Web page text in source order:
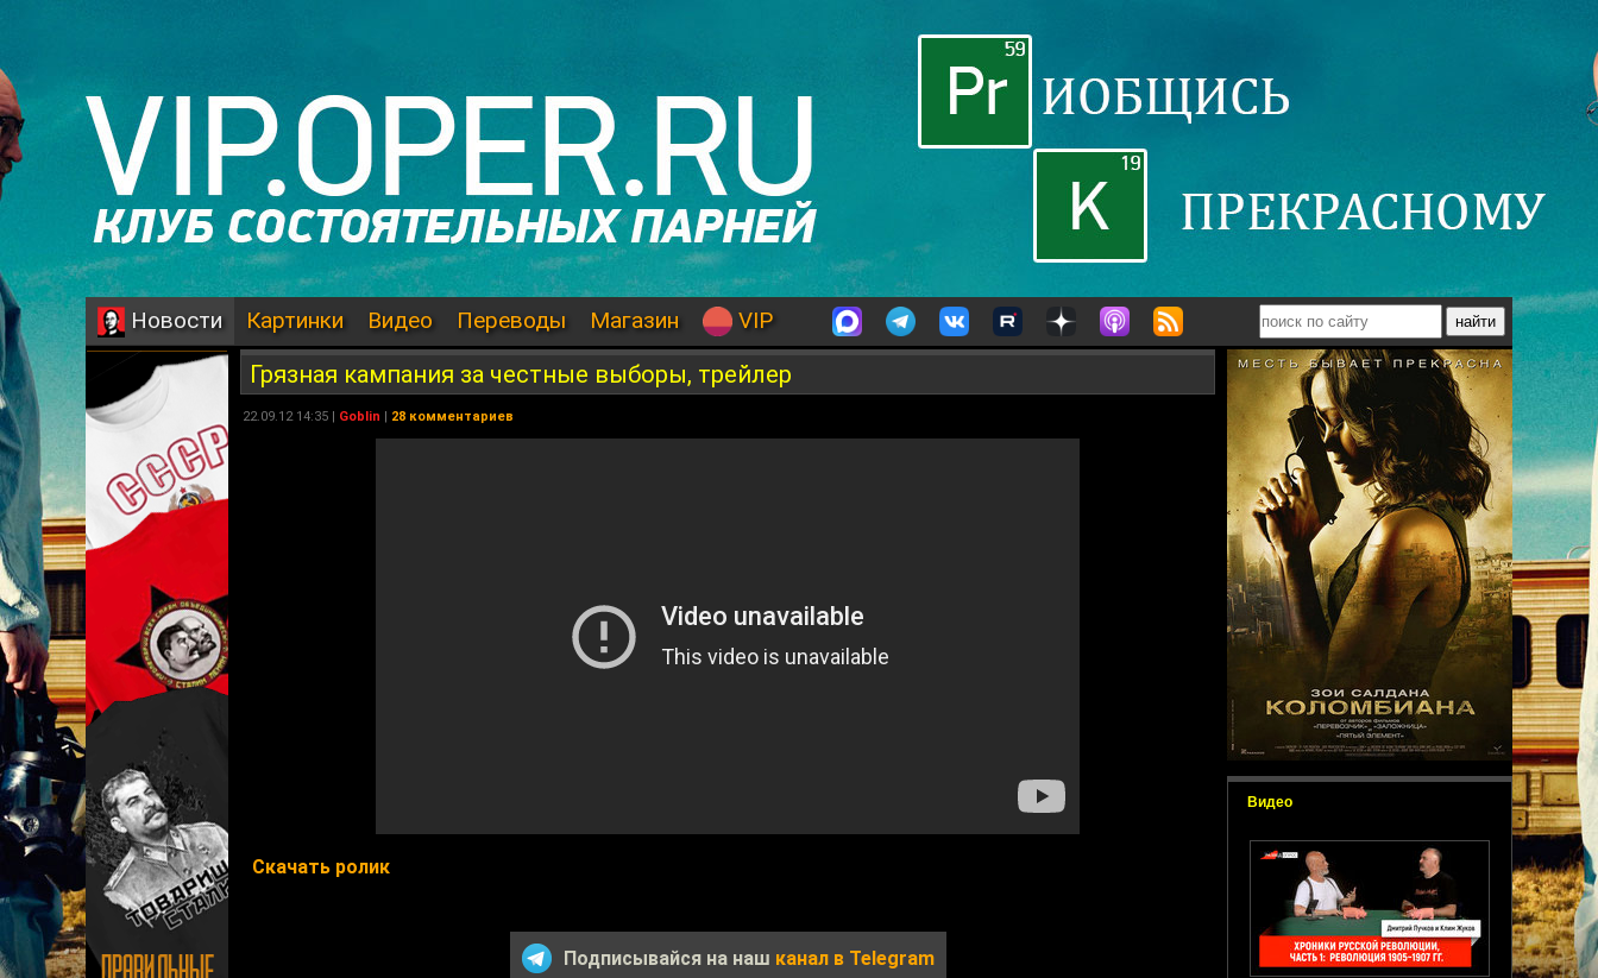
Новости Картинки Видео Переводы Магазин VIP
Видео
Грязная кампания за честные выборы, трейлер
22.09.12 14:35 | Goblin | 28 комментариев
Скачать ролик
Подписывайся на наш канал в Telegram